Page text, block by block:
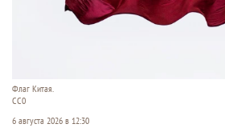
Флаг Китая.
CC0
6 августа 2026 в 12:30